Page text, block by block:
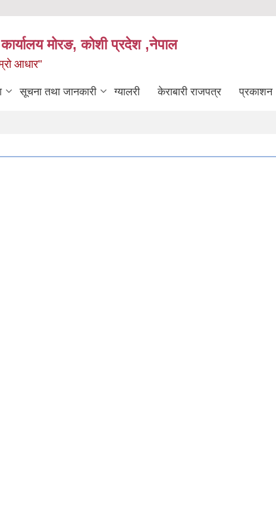
कार्यालय मोरङ, कोशी प्रदेश ,नेपाल
आधार"
सूचना तथा जानकारी ग्यालरी केराबारी राजपत्र प्रकाशन